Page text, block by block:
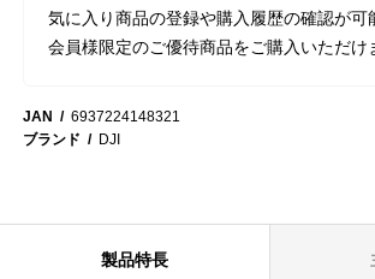
気に入り商品の登録や購入履歴の確認が可
会員様限定のご優待商品をご購入いただけ
JAN
6937224148321
ブランド
DJI
製品特長